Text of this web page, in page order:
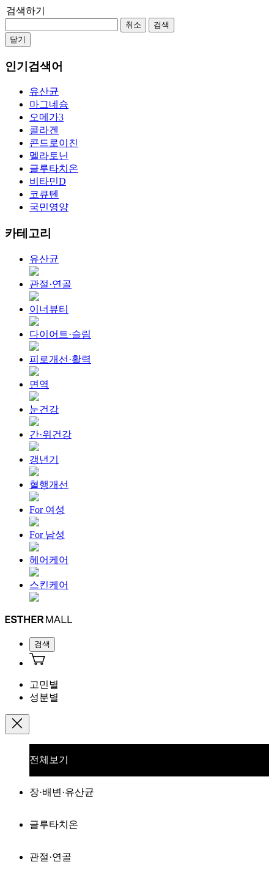
검색하기
취소
검색
닫기
인기검색어
유산균
마그네슘
오메가3
콜라겐
콘드로이친
멜라토닌
글루타치온
비타민D
코큐텐
국민영양
카테고리
유산균
관절·연골
이너뷰티
다이어트·슬림
피로개선·활력
면역
눈건강
간·위건강
갱년기
혈행개선
For 여성
For 남성
헤어케어
스킨케어
검색
고민별
성분별
전체보기
장·배변·유산균
글루타치온
관절·연골